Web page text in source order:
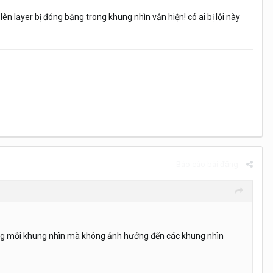
layer bị đóng băng trong khung nhìn vẫn hiện! có ai bị lỗi này
khung nhìn mà không ảnh hưởng đến các khung nhìn